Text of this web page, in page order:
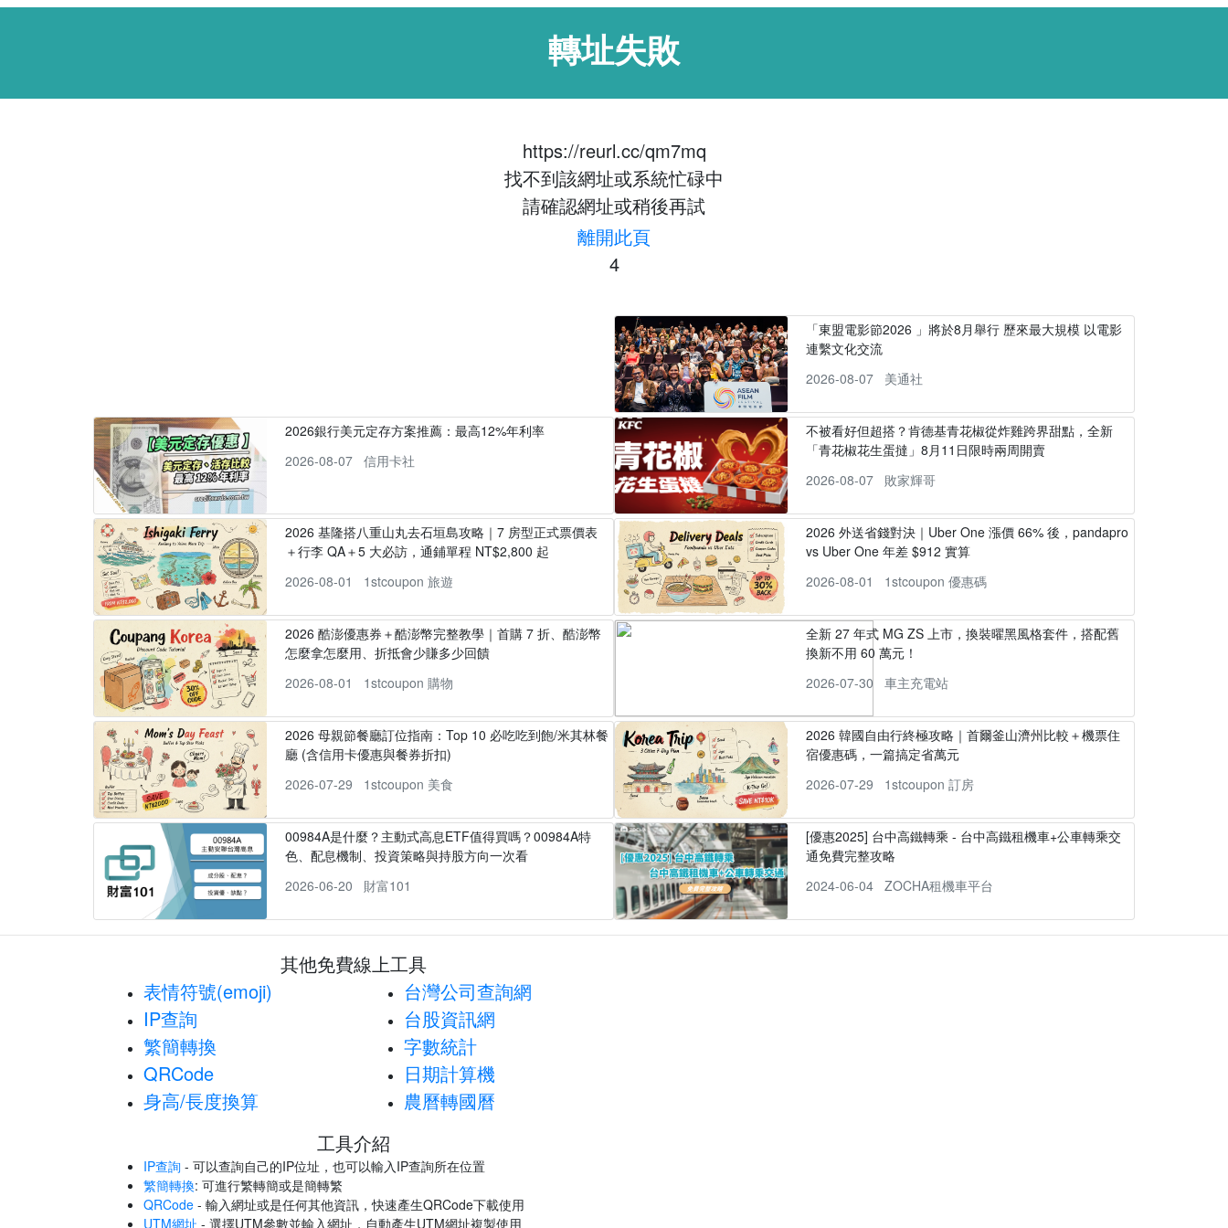
轉址失敗
https://reurl.cc/qm7mq
找不到該網址或系統忙碌中
請確認網址或稍後再試
離開此頁
4
「東盟電影節2026 」將於8月舉行 歷來最大規模 以電影
連繫文化交流
2026-08-07
美通社
2026銀行美元定存方案推薦：最高12%年利率
2026-08-07
信用卡社
不被看好但超搭？肯德基青花椒從炸雞跨界甜點，全新
「青花椒花生蛋撻」8月11日限時兩周開賣
2026-08-07
敗家輝哥
2026 基隆搭八重山丸去石垣島攻略｜7 房型正式票價表
＋行李 QA＋5 大必訪，通鋪單程 NT$2,800 起
2026-08-01
1stcoupon 旅遊
2026 外送省錢對決｜Uber One 漲價 66% 後，pandapro
vs Uber One 年差 $912 實算
2026-08-01
1stcoupon 優惠碼
2026 酷澎優惠券＋酷澎幣完整教學｜首購 7 折、酷澎幣
怎麼拿怎麼用、折抵會少賺多少回饋
2026-08-01
1stcoupon 購物
全新 27 年式 MG ZS 上市，換裝曜黑風格套件，搭配舊
換新不用 60 萬元！
2026-07-30
車主充電站
2026 母親節餐廳訂位指南：Top 10 必吃吃到飽/米其林餐
廳 (含信用卡優惠與餐券折扣)
2026-07-29
1stcoupon 美食
2026 韓國自由行終極攻略｜首爾釜山濟州比較＋機票住
宿優惠碼，一篇搞定省萬元
2026-07-29
1stcoupon 訂房
00984A是什麼？主動式高息ETF值得買嗎？00984A特
色、配息機制、投資策略與持股方向一次看
2026-06-20
財富101
[優惠2025] 台中高鐵轉乘 - 台中高鐵租機車+公車轉乘交
通免費完整攻略
2024-06-04
ZOCHA租機車平台
其他免費線上工具
表情符號(emoji)
IP查詢
繁簡轉換
QRCode
身高/長度換算
台灣公司查詢網
台股資訊網
字數統計
日期計算機
農曆轉國曆
工具介紹
IP查詢 - 可以查詢自己的IP位址，也可以輸入IP查詢所在位置
繁簡轉換: 可進行繁轉簡或是簡轉繁
QRCode - 輸入網址或是任何其他資訊，快速產生QRCode下載使用
UTM網址 - 選擇UTM參數並輸入網址，自動產生UTM網址複製使用